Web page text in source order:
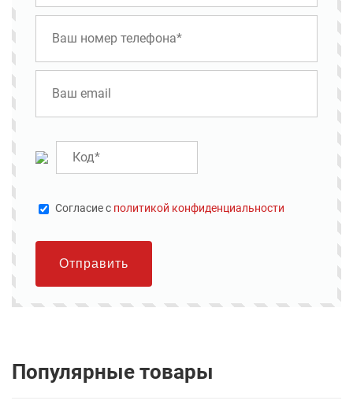
Cогласие с политикой конфиденциальности
Отправить
Популярные товары